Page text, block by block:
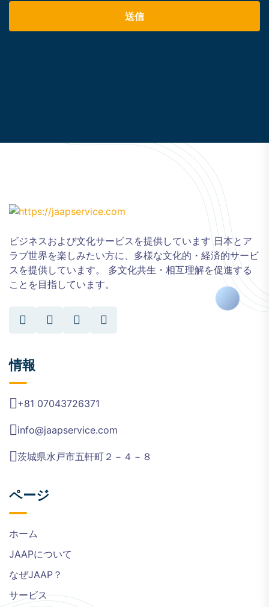
送信
ビジネスおよび文化サービスを提供しています 日本とア
ラブ世界を楽しみたい方に、多様な文化的・経済的サービ
スを提供しています。 多文化共生・相互理解を促進する
ことを目指しています。
情報
+81 07043726371
info@jaapservice.com
茨城県水戸市五軒町２－４－８
ページ
ホーム
JAAPについて
なぜJAAP？
サービス